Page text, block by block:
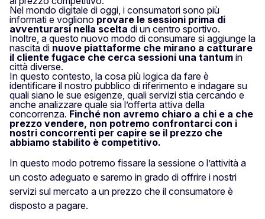
Nel mondo digitale di oggi, i consumatori sono più
informati e vogliono provare le sessioni prima di
avventurarsi nella scelta di un centro sportivo.
Inoltre, a questo nuovo modo di consumare si aggiunge la
nascita di nuove piattaforme che mirano a catturare
il cliente fugace che cerca sessioni una tantum in
città diverse.
In questo contesto, la cosa più logica da fare è
identificare il nostro pubblico di riferimento e indagare su
quali siano le sue esigenze, quali servizi stia cercando e
anche analizzare quale sia l’offerta attiva della
concorrenza. Finché non avremo chiaro a chi e a che
prezzo vendere, non potremo confrontarci con i
nostri concorrenti per capire se il prezzo che
abbiamo stabilito è competitivo.
In questo modo potremo fissare la sessione o l’attività a
un costo adeguato e saremo in grado di offrire i nostri
servizi sul mercato a un prezzo che il consumatore è
disposto a pagare.